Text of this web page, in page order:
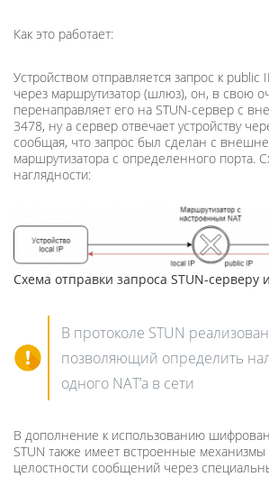
Как это работает:
Устройством отправляется запрос к public
через маршрутизатор (шлюз), он, в свою
перенаправляет его на STUN-сервер с
3478, ну а сервер отвечает устройству
сообщая, что запрос был сделан с
маршрутизатора с определенного порта.
наглядности:
Схема отправки запроса STUN-серверу
В протоколе STUN
позволяющий определить
одного NAT’a в сети
В дополнение к использованию
STUN также имеет встроенные механизмы
целостности сообщений через